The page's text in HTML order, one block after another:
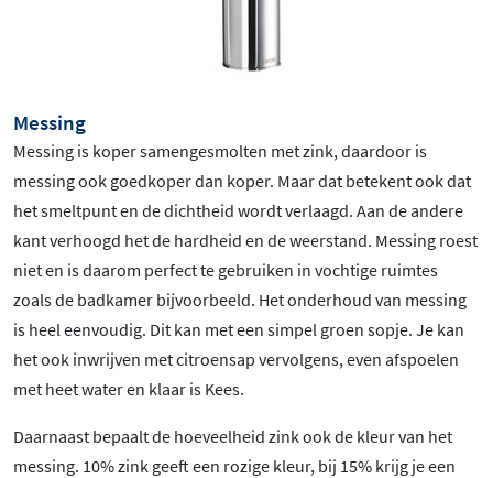
Messing
Messing is koper samengesmolten met zink, daardoor is
messing ook goedkoper dan koper. Maar dat betekent ook dat
het smeltpunt en de dichtheid wordt verlaagd. Aan de andere
kant verhoogd het de hardheid en de weerstand. Messing roest
niet en is daarom perfect te gebruiken in vochtige ruimtes
zoals de badkamer bijvoorbeeld. Het onderhoud van messing
is heel eenvoudig. Dit kan met een simpel groen sopje. Je kan
het ook inwrijven met citroensap vervolgens, even afspoelen
met heet water en klaar is Kees.
Daarnaast bepaalt de hoeveelheid zink ook de kleur van het
messing. 10% zink geeft een rozige kleur, bij 15% krijg je een